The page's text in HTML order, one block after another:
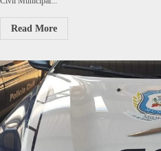
Read More